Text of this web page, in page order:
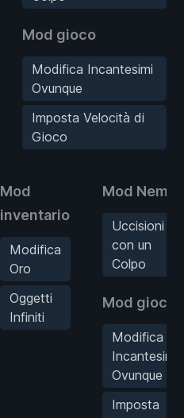
Mod gioco
Modifica Incantesimi
Ovunque
Imposta Velocità di
Gioco
Mod
inventario
Modifica
Oro
Oggetti
Infiniti
Mod Nemici
Uccisioni
con un
Colpo
Mod gioco
Modifica
Incantesimi
Ovunque
Imposta